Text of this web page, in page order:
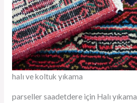
halı ve koltuk yıkama
parseller saadetdere için Halı yıkama